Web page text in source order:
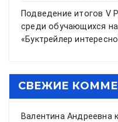
Подведение итогов V
среди обучающихся
«Буктрейлер
СВЕЖИЕ
Валентина Андреевна